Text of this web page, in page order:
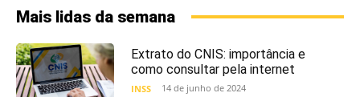
Mais lidas da semana
Extrato do CNIS: importância e
como consultar pela internet
INSS 14 de junho de 2024